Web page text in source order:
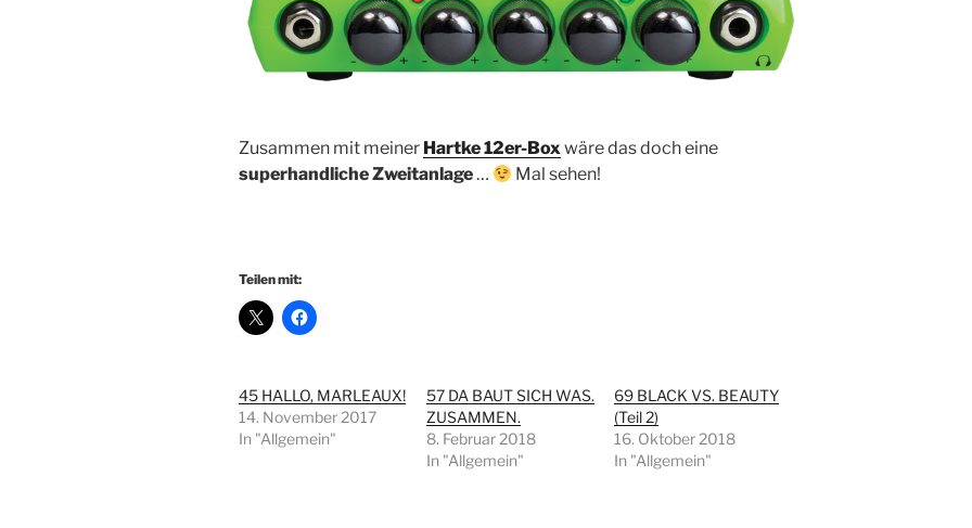
Zusammen mit meiner Hartke 12er-Boxwäre das doch eine
superhandliche Zweitanlage… Mal sehen!
Teilen mit:
45 HALLO, MARLEAUX!
14. November 2017
In "Allgemein"
57 DA BAUT SICH WAS.
ZUSAMMEN.
8. Februar 2018
In "Allgemein"
69 BLACK VS. BEAUTY
(Teil 2)
16. Oktober 2018
In "Allgemein"